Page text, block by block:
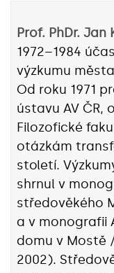
Prof. PhDr. Jan
1972–1984
výzkumu
Od roku 1971
ústavu AV ČR,
Filozofické
otázkám
století.
shrnul v
středověkého
a v monografii
domu v Mostě
2002).